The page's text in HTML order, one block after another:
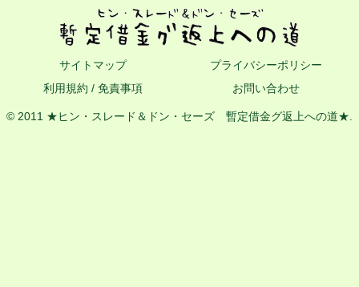
サイトマップ
プライバシーポリシー
利用規約 / 免責事項
お問い合わせ
© 2011 ★ヒン・スレード＆ドン・セーズ 暫定借金グ返上への道★.